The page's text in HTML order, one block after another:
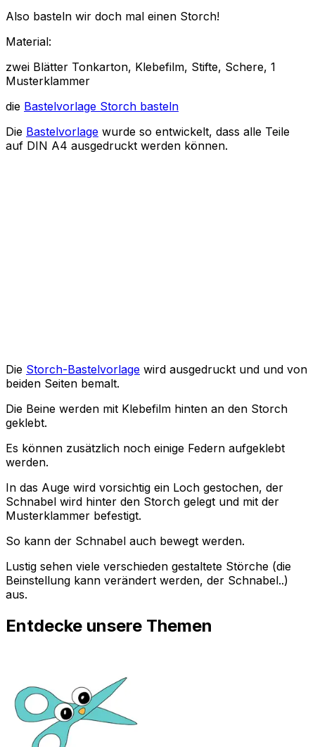
Also basteln wir doch mal einen Storch!
Material:
zwei Blätter Tonkarton, Klebefilm, Stifte, Schere, 1
Musterklammer
die Bastelvorlage Storch basteln
Die Bastelvorlage wurde so entwickelt, dass alle Teile
auf DIN A4 ausgedruckt werden können.
Die Storch-Bastelvorlage wird ausgedruckt und und von
beiden Seiten bemalt.
Die Beine werden mit Klebefilm hinten an den Storch
geklebt.
Es können zusätzlich noch einige Federn aufgeklebt
werden.
In das Auge wird vorsichtig ein Loch gestochen, der
Schnabel wird hinter den Storch gelegt und mit der
Musterklammer befestigt.
So kann der Schnabel auch bewegt werden.
Lustig sehen viele verschieden gestaltete Störche (die
Beinstellung kann verändert werden, der Schnabel..)
aus.
Entdecke unsere Themen